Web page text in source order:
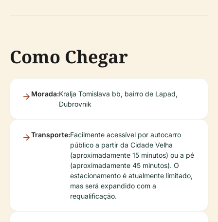
Como Chegar
Morada:Kralja Tomislava bb, bairro de Lapad,
Dubrovnik
Transporte:Facilmente acessível por autocarro
público a partir da Cidade Velha
(aproximadamente 15 minutos) ou a pé
(aproximadamente 45 minutos). O
estacionamento é atualmente limitado,
mas será expandido com a
requalificação.